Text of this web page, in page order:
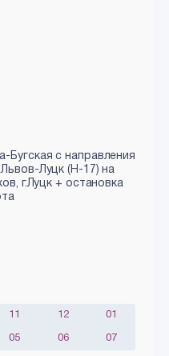
Бугская с направления
Львов-Луцк (Н-17) на
г.Луцк + остановка
11 12 01
05 06 07